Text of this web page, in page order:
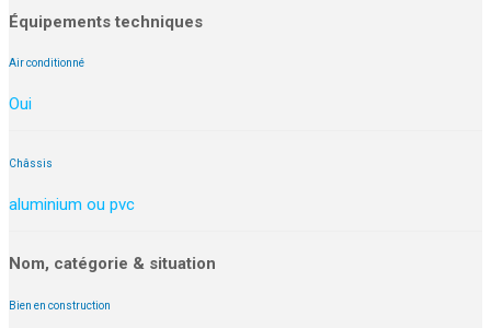
Équipements techniques
Air conditionné
Oui
Châssis
aluminium ou pvc
Nom, catégorie & situation
Bien en construction